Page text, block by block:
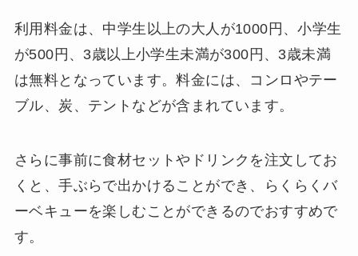
利用料金は、中学生以上の大人が1000円、小学生
が500円、3歳以上小学生未満が300円、3歳未満
は無料となっています。料金には、コンロやテー
ブル、炭、テントなどが含まれています。
さらに事前に食材セットやドリンクを注文してお
くと、手ぶらで出かけることができ、らくらくバ
ーベキューを楽しむことができるのでおすすめで
す。